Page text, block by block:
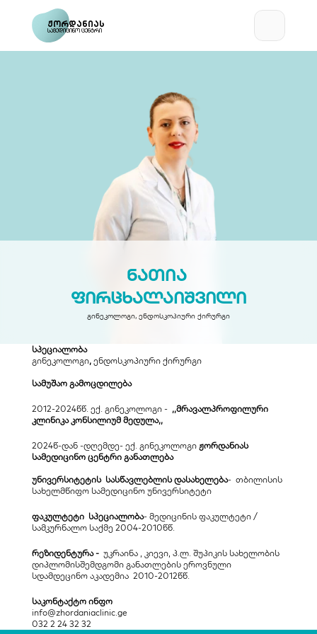
სამედიცინო ცენტრი
ჟორდანიას
ნათია
ფირცხალაიშვილი
გინეკოლოგი, ენდოსკოპიური ქირურგი
სპეციალობა
გინეკოლოგი, ენდოსკოპიური ქირურგი
სამუშაო გამოცდილება
2012-2024წწ. ექ. გინეკოლოგი - ,,მრავალპროფილური
კლინიკა კონსილიუმ მედულა,,
2024წ-დან -დღემდე- ექ. გინეკოლოგი ჟორდანიას
სამედიცინო ცენტრი განათლება
უნივერსიტეტის  სასწავლებლის დასახელება-  თბილისის
სახელმწიფო სამედიცინო უნივერსიტეტი
ფაკულტეტი  სპეციალობა- მედიცინის ფაკულტეტი /
სამკურნალო საქმე 2004-2010წწ.
რეზიდენტურა - უკრაინა , კიევი, პ.ლ. შუპიკის სახელობის
დიპლომისშემდგომი განათლების ეროვნული
სდამდეცინო აკადემია  2010-2012წწ.
საკონტაქტო ინფო
info@zhordaniaclinic.ge
032 2 24 32 32